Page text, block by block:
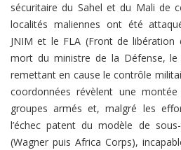
sécuritaire du Sahel et du Mali de
localités maliennes ont été
JNIM et le FLA (Front de libération
mort du ministre de la Défense, le
remettant en cause le contrôle
coordonnées révèlent une
groupes armés et, malgré les
l’échec patent du modèle de
(Wagner puis Africa Corps),